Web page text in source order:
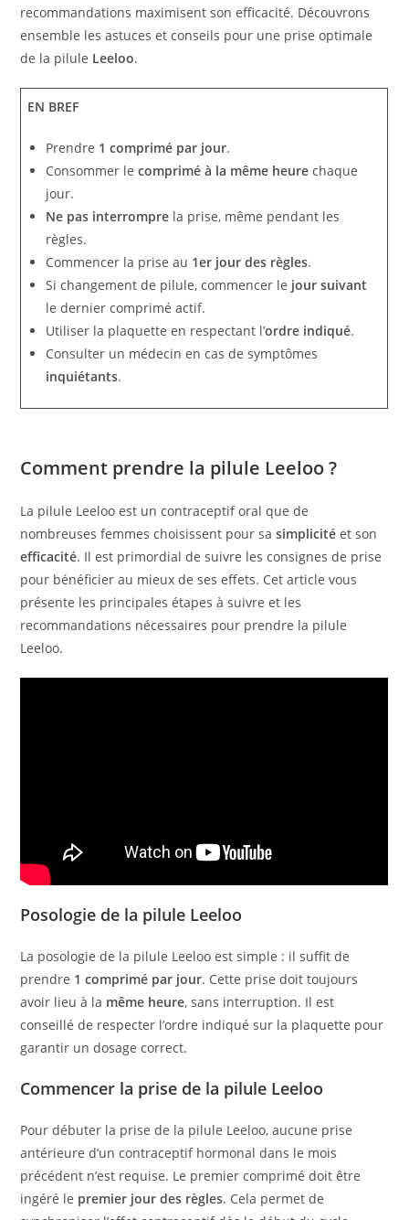
recommandations maximisent son efficacité. Découvrons
ensemble les astuces et conseils pour une prise optimale
de la pilule Leeloo.
EN BREF
Prendre 1 comprimé par jour.
Consommer lecomprimé à la même heure chaque
jour.
Ne pas interrompre la prise, même pendant les
règles.
Commencer la prise au 1er jour des règles.
Si changement de pilule, commencer le jour suivant
le dernier comprimé actif.
Utiliser la plaquette en respectant l’ordre indiqué.
Consulter un médecin en cas de symptômes
inquiétants.
Comment prendre la pilule Leeloo ?
La pilule Leeloo est un contraceptif oral que de
nombreuses femmes choisissent pour sasimplicité et son
efficacité. Il est primordial de suivre les consignes de prise
pour bénéficier au mieux de ses effets. Cet article vous
présente les principales étapes à suivre et les
recommandations nécessaires pour prendre la pilule
Leeloo.
Posologie de la pilule Leeloo
La posologie de la pilule Leeloo est simple : il suffit de
prendre 1 comprimé par jour. Cette prise doit toujours
avoir lieu à la même heure, sans interruption. Il est
conseillé de respecter l’ordre indiqué sur la plaquette pour
garantir un dosage correct.
Commencer la prise de la pilule Leeloo
Pour débuter la prise de la pilule Leeloo, aucune prise
antérieure d’un contraceptif hormonal dans le mois
précédent n’est requise. Le premier comprimé doit être
ingéré le premier jour des règles. Cela permet de